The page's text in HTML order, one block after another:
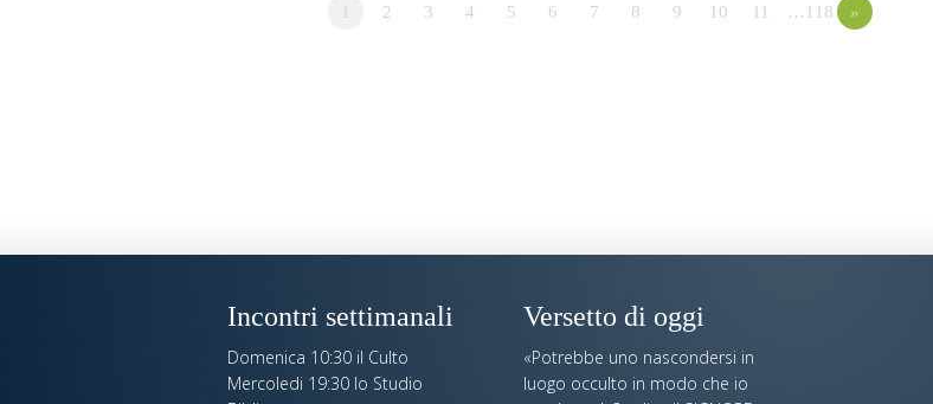
2 3 4 5 6 7 8 9 10 11 …118 »
Incontri settimanali
Domenica 10:30 il Culto
Mercoledi 19:30 lo Studio
Versetto di oggi
«Potrebbe uno nascondersi in
luogo occulto in modo che io